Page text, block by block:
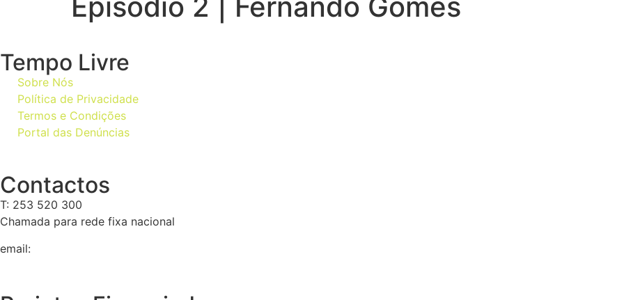
Episódio 2 | Fernando Gomes
Tempo Livre
Sobre Nós
Política de Privacidade
Termos e Condições
Portal das Denúncias
Contactos
T: 253 520 300
Chamada para rede fixa nacional
email: